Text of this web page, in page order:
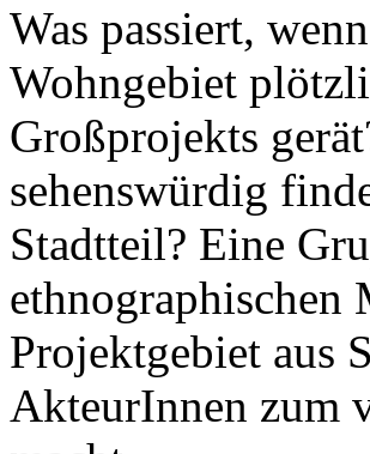
Was passiert,
Wohngebiet
Großprojekts
sehenswürdig
Stadtteil? Eine
ethnographischen
Projektgebiet aus
AkteurInnen zum